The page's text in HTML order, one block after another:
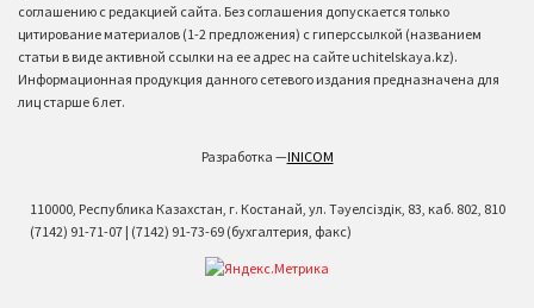
соглашению с редакцией сайта. Без соглашения допускается только
цитирование материалов (1-2 предложения) с гиперссылкой (названием
статьи в виде активной ссылки на ее адрес на сайте uchitelskaya.kz).
Информационная продукция данного сетевого издания предназначена для
лиц старше 6 лет.
Разработка —INICOM
110000, Республика Казахстан, г. Костанай, ул. Тәуелсіздік, 83, каб. 802, 810
(7142) 91-71-07 | (7142) 91-73-69 (бухгалтерия, факс)